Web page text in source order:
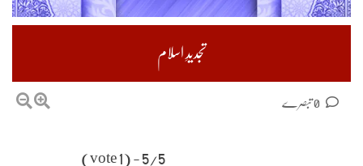
تجدیدِ اسلام
5/5 - (1 vote)